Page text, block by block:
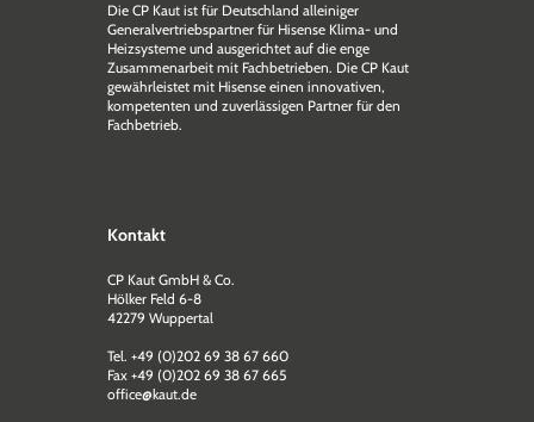
Die CP Kaut ist für Deutschland alleiniger
Generalvertriebspartner für Hisense Klima- und
Heizsysteme und ausgerichtet auf die enge
Zusammen­arbeit mit Fachbetrieben. Die CP Kaut
gewährleistet mit Hisense einen innovativen,
kompetenten und zuverlässigen Partner für den
Fachbetrieb.
Kontakt
CP Kaut GmbH & Co.
Hölker Feld 6-8
42279 Wuppertal
Tel. +49 (0)202 69 38 67 660
Fax +49 (0)202 69 38 67 665
office@kaut.de